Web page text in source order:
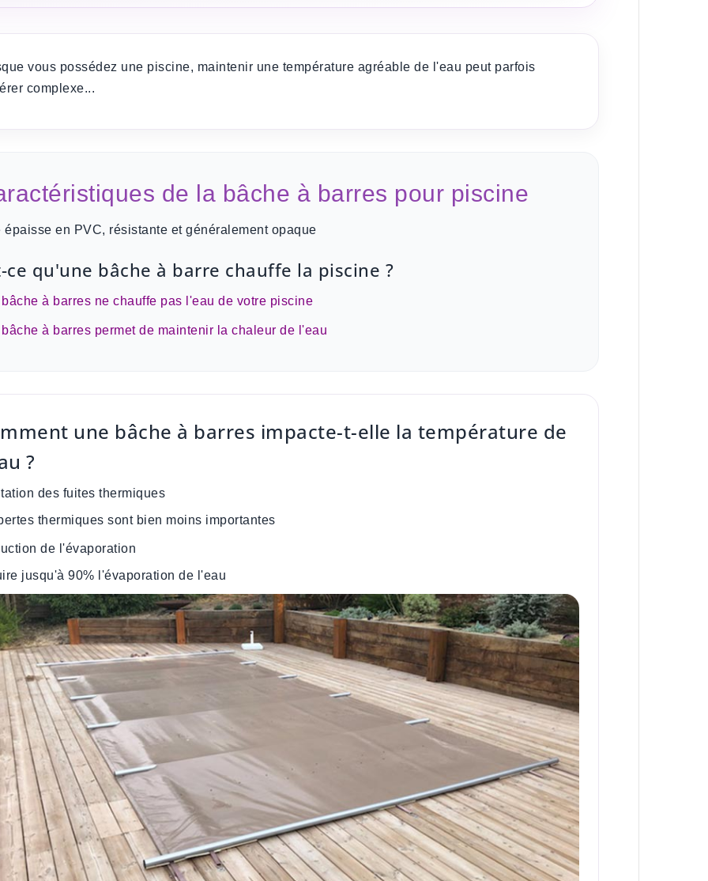
vous possédez une piscine, maintenir une température agréable de l'eau peut parfois
complexe...
de la bâche à barres pour piscine
épaisse en PVC, résistante et généralement opaque
ce qu'une bâche à barre chauffe la piscine ?
à barres ne chauffe pas l'eau de votre piscine
à barres permet de maintenir la chaleur de l'eau
une bâche à barres impacte-t-elle la température de
?
des fuites thermiques
thermiques sont bien moins importantes
de l'évaporation
jusqu'à 90% l'évaporation de l'eau